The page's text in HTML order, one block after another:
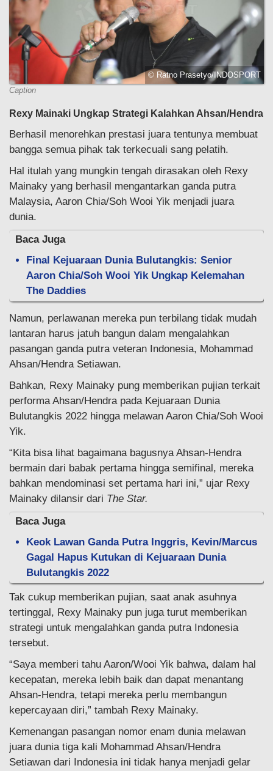
© Ratno Prasetyo/INDOSPORT
Caption
Rexy Mainaki Ungkap Strategi Kalahkan Ahsan/Hendra
Berhasil menorehkan prestasi juara tentunya membuat
bangga semua pihak tak terkecuali sang pelatih.
Hal itulah yang mungkin tengah dirasakan oleh Rexy
Mainaky yang berhasil mengantarkan ganda putra
Malaysia, Aaron Chia/Soh Wooi Yik menjadi juara
dunia.
Baca Juga
Final Kejuaraan Dunia Bulutangkis: Senior
Aaron Chia/Soh Wooi Yik Ungkap Kelemahan
The Daddies
Namun, perlawanan mereka pun terbilang tidak mudah
lantaran harus jatuh bangun dalam mengalahkan
pasangan ganda putra veteran Indonesia, Mohammad
Ahsan/Hendra Setiawan.
Bahkan, Rexy Mainaky pung memberikan pujian terkait
performa Ahsan/Hendra pada Kejuaraan Dunia
Bulutangkis 2022 hingga melawan Aaron Chia/Soh Wooi
Yik.
“Kita bisa lihat bagaimana bagusnya Ahsan-Hendra
bermain dari babak pertama hingga semifinal, mereka
bahkan mendominasi set pertama hari ini,” ujar Rexy
Mainaky dilansir dari The Star.
Baca Juga
Keok Lawan Ganda Putra Inggris, Kevin/Marcus
Gagal Hapus Kutukan di Kejuaraan Dunia
Bulutangkis 2022
Tak cukup memberikan pujian, saat anak asuhnya
tertinggal, Rexy Mainaky pun juga turut memberikan
strategi untuk mengalahkan ganda putra Indonesia
tersebut.
“Saya memberi tahu Aaron/Wooi Yik bahwa, dalam hal
kecepatan, mereka lebih baik dan dapat menantang
Ahsan-Hendra, tetapi mereka perlu membangun
kepercayaan diri,” tambah Rexy Mainaky.
Kemenangan pasangan nomor enam dunia melawan
juara dunia tiga kali Mohammad Ahsan/Hendra
Setiawan dari Indonesia ini tidak hanya menjadi gelar